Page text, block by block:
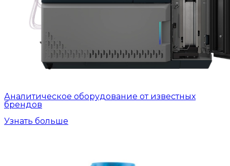
Аналитическое оборудование от известных
брендов
Узнать больше